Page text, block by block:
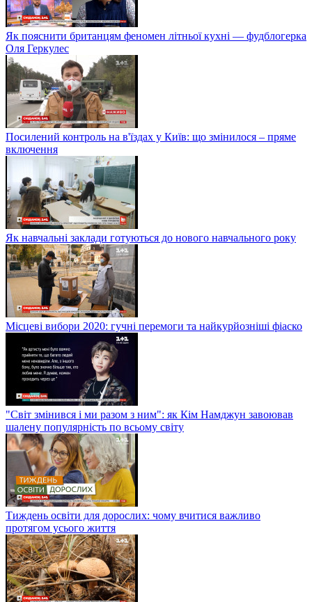
Як пояснити британцям феномен літньої кухні — фудблогерка
Оля Геркулес
Посилений контроль на в'їздах у Київ: що змінилося – пряме
включення
Як навчальні заклади готуються до нового навчального року
Місцеві вибори 2020: гучні перемоги та найкурйозніші фіаско
"Світ змінився і ми разом з ним": як Кім Намджун завоював
шалену популярність по всьому світу
Тиждень освіти для дорослих: чому вчитися важливо
протягом усього життя